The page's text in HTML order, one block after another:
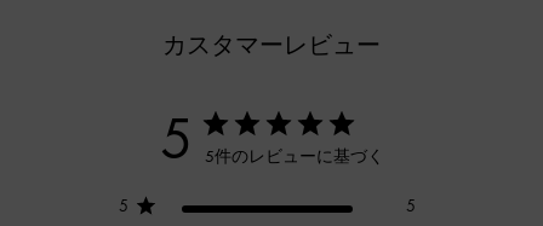
カスタマーレビュー
5 5件のレビューに基づく
5
5